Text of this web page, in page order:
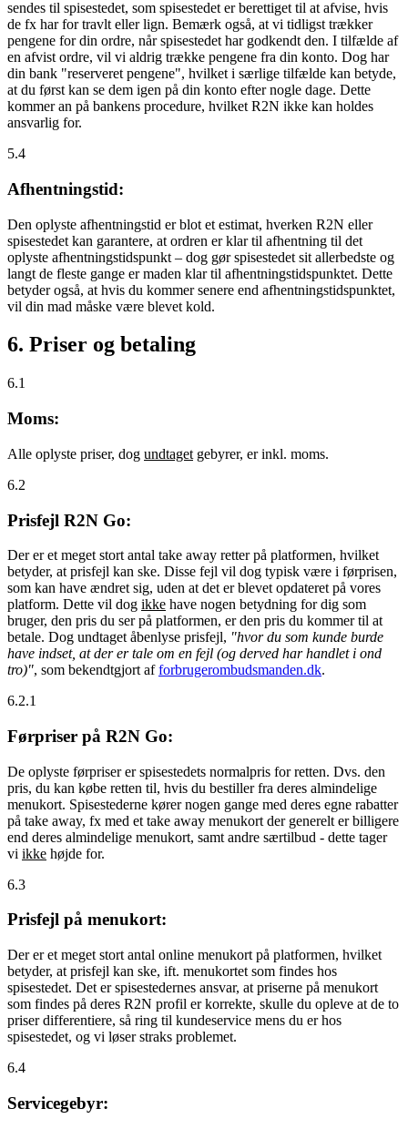
sendes til spisestedet, som spisestedet er berettiget til at afvise, hvis
de fx har for travlt eller lign. Bemærk også, at vi tidligst trækker
pengene for din ordre, når spisestedet har godkendt den. I tilfælde af
en afvist ordre, vil vi aldrig trække pengene fra din konto. Dog har
din bank "reserveret pengene", hvilket i særlige tilfælde kan betyde,
at du først kan se dem igen på din konto efter nogle dage. Dette
kommer an på bankens procedure, hvilket R2N ikke kan holdes
ansvarlig for.
5.4
Afhentningstid:
Den oplyste afhentningstid er blot et estimat, hverken R2N eller
spisestedet kan garantere, at ordren er klar til afhentning til det
oplyste afhentningstidspunkt – dog gør spisestedet sit allerbedste og
langt de fleste gange er maden klar til afhentningstidspunktet. Dette
betyder også, at hvis du kommer senere end afhentningstidspunktet,
vil din mad måske være blevet kold.
6. Priser og betaling
6.1
Moms:
Alle oplyste priser, dog undtaget gebyrer, er inkl. moms.
6.2
Prisfejl R2N Go:
Der er et meget stort antal take away retter på platformen, hvilket
betyder, at prisfejl kan ske. Disse fejl vil dog typisk være i førprisen,
som kan have ændret sig, uden at det er blevet opdateret på vores
platform. Dette vil dog ikke have nogen betydning for dig som
bruger, den pris du ser på platformen, er den pris du kommer til at
betale. Dog undtaget åbenlyse prisfejl, "hvor du som kunde burde
have indset, at der er tale om en fejl (og derved har handlet i ond
tro)", som bekendtgjort afforbrugerombudsmanden.dk.
6.2.1
Førpriser på R2N Go:
De oplyste førpriser er spisestedets normalpris for retten. Dvs. den
pris, du kan købe retten til, hvis du bestiller fra deres almindelige
menukort. Spisestederne kører nogen gange med deres egne rabatter
på take away, fx med et take away menukort der generelt er billigere
end deres almindelige menukort, samt andre særtilbud - dette tager
vi ikke højde for.
6.3
Prisfejl på menukort:
Der er et meget stort antal online menukort på platformen, hvilket
betyder, at prisfejl kan ske, ift. menukortet som findes hos
spisestedet. Det er spisestedernes ansvar, at priserne på menukort
som findes på deres R2N profil er korrekte, skulle du opleve at de to
priser differentiere, så ring til kundeservice mens du er hos
spisestedet, og vi løser straks problemet.
6.4
Servicegebyr: